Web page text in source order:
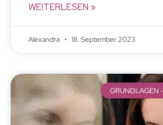
WEITERLESEN »
Alexandra 18. September 2023
GRUNDLAGEN